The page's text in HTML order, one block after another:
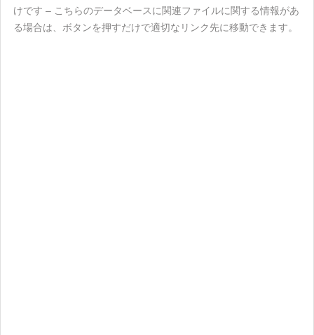
けです – こちらのデータベースに関連ファイルに関する情報があ
る場合は、ボタンを押すだけで適切なリンク先に移動できます。